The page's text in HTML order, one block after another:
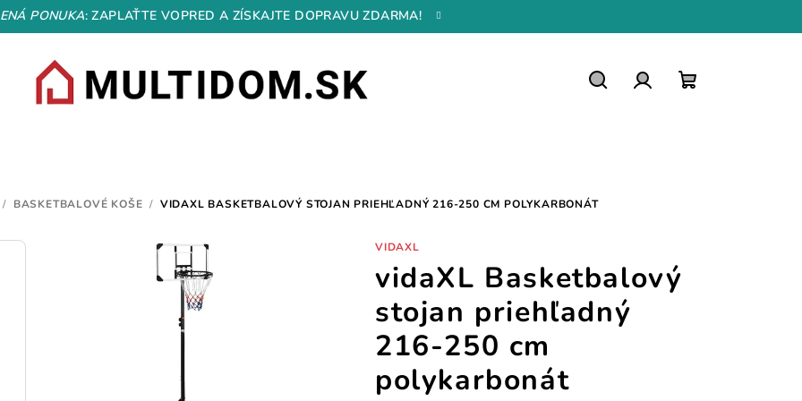
PONUKA: ZAPLAŤTE VOPRED A ZÍSKAJTE DOPRAVU ZDARMA!
/ BASKETBALOVÉ KOŠE / VIDAXL BASKETBALOVÝ STOJAN PRIEHĽADNÝ 216-250 CM POLYKARBONÁT
VIDAXL
vidaXL Basketbalový
stojan priehľadný
216-250 cm
polykarbonát